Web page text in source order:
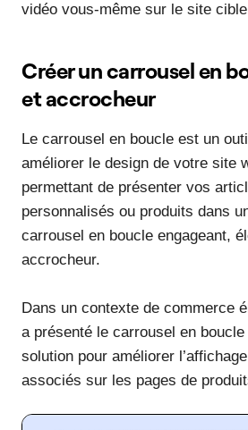
vidéo vous-même sur le site
Créer un carrousel en
et accrocheur
Le carrousel en boucle est un
améliorer le design de votre site
permettant de présenter vos
personnalisés ou produits dans
carrousel en boucle engageant,
accrocheur.
Dans un contexte de commerce
a présenté le carrousel en
solution pour améliorer
associés sur les pages de